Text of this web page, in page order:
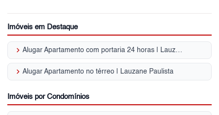
Imóveis em Destaque
keyboard_arrow_right Alugar Apartamento com portaria 24 horas | Lauzane Paulista
keyboard_arrow_right Alugar Apartamento no térreo | Lauzane Paulista
Imóveis por Condomínios